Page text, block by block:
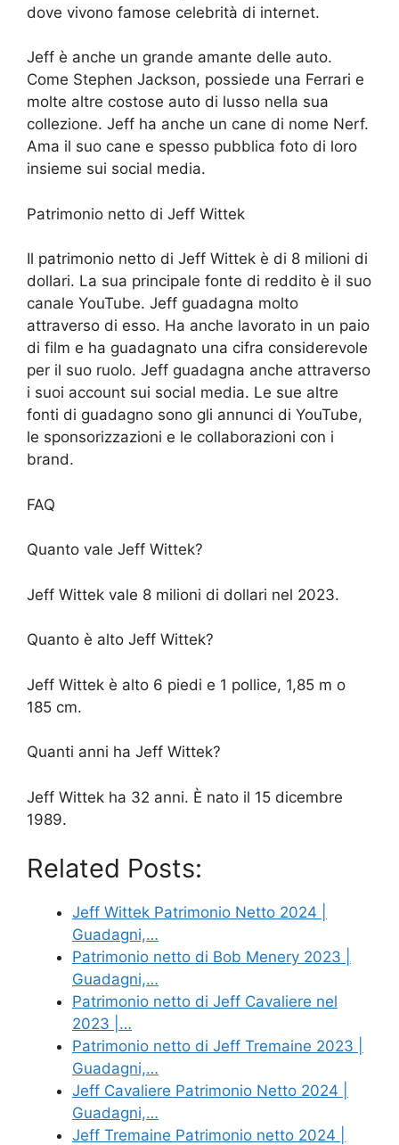
dove vivono famose celebrità di internet.
Jeff è anche un grande amante delle auto.
Come Stephen Jackson, possiede una Ferrari e
molte altre costose auto di lusso nella sua
collezione. Jeff ha anche un cane di nome Nerf.
Ama il suo cane e spesso pubblica foto di loro
insieme sui social media.
Patrimonio netto di Jeff Wittek
Il patrimonio netto di Jeff Wittek è di 8 milioni di
dollari. La sua principale fonte di reddito è il suo
canale YouTube. Jeff guadagna molto
attraverso di esso. Ha anche lavorato in un paio
di film e ha guadagnato una cifra considerevole
per il suo ruolo. Jeff guadagna anche attraverso
i suoi account sui social media. Le sue altre
fonti di guadagno sono gli annunci di YouTube,
le sponsorizzazioni e le collaborazioni con i
brand.
FAQ
Quanto vale Jeff Wittek?
Jeff Wittek vale 8 milioni di dollari nel 2023.
Quanto è alto Jeff Wittek?
Jeff Wittek è alto 6 piedi e 1 pollice, 1,85 m o
185 cm.
Quanti anni ha Jeff Wittek?
Jeff Wittek ha 32 anni. È nato il 15 dicembre
1989.
Related Posts:
Jeff Wittek Patrimonio Netto 2024 |
Guadagni,…
Patrimonio netto di Bob Menery 2023 |
Guadagni,…
Patrimonio netto di Jeff Cavaliere nel
2023 |…
Patrimonio netto di Jeff Tremaine 2023 |
Guadagni,…
Jeff Cavaliere Patrimonio Netto 2024 |
Guadagni,…
Jeff Tremaine Patrimonio netto 2024 |